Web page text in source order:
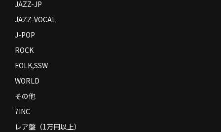
JAZZ-JP
JAZZ-VOCAL
J-POP
ROCK
FOLK,SSW
WORLD
その他
7INC
レア盤（1万円以上）